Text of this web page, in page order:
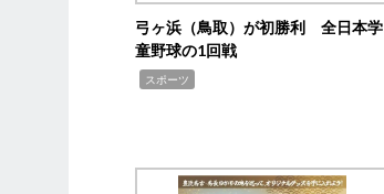
弓ヶ浜（鳥取）が初勝利 全日本学
童野球の1回戦
スポーツ